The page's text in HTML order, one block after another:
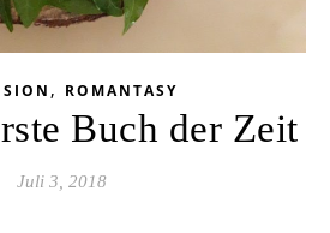
, ROMANTASY
Buch der Zeit
Juli 3, 2018